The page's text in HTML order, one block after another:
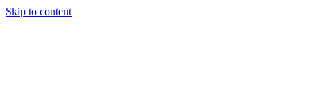
Skip to content